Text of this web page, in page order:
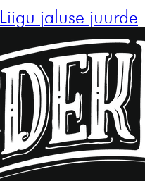
Liigu jaluse juurde